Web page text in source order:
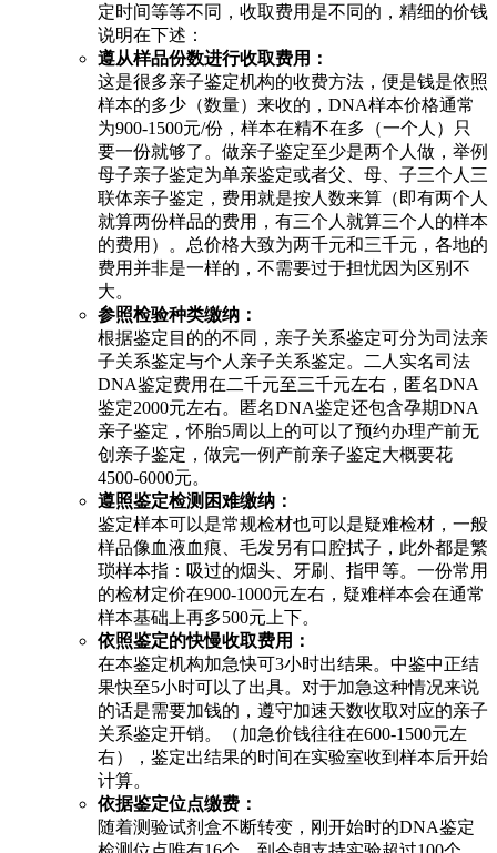
定时间等等不同，收取费用是不同的，精细的价钱
说明在下述：
遵从样品份数进行收取费用：
这是很多亲子鉴定机构的收费方法，便是钱是依照
样本的多少（数量）来收的，DNA样本价格通常
为900-1500元/份，样本在精不在多（一个人）只
要一份就够了。做亲子鉴定至少是两个人做，举例
母子亲子鉴定为单亲鉴定或者父、母、子三个人三
联体亲子鉴定，费用就是按人数来算（即有两个人
就算两份样品的费用，有三个人就算三个人的样本
的费用）。总价格大致为两千元和三千元，各地的
费用并非是一样的，不需要过于担忧因为区别不
大。
参照检验种类缴纳：
根据鉴定目的的不同，亲子关系鉴定可分为司法亲
子关系鉴定与个人亲子关系鉴定。二人实名司法
DNA鉴定费用在二千元至三千元左右，匿名DNA
鉴定2000元左右。匿名DNA鉴定还包含孕期DNA
亲子鉴定，怀胎5周以上的可以了预约办理产前无
创亲子鉴定，做完一例产前亲子鉴定大概要花
4500-6000元。
遵照鉴定检测困难缴纳：
鉴定样本可以是常规检材也可以是疑难检材，一般
样品像血液血痕、毛发另有口腔拭子，此外都是繁
琐样本指：吸过的烟头、牙刷、指甲等。一份常用
的检材定价在900-1000元左右，疑难样本会在通常
样本基础上再多500元上下。
依照鉴定的快慢收取费用：
在本鉴定机构加急快可3小时出结果。中鉴中正结
果快至5小时可以了出具。对于加急这种情况来说
的话是需要加钱的，遵守加速天数收取对应的亲子
关系鉴定开销。（加急价钱往往在600-1500元左
右），鉴定出结果的时间在实验室收到样本后开始
计算。
依据鉴定位点缴费：
随着测验试剂盒不断转变，刚开始时的DNA鉴定